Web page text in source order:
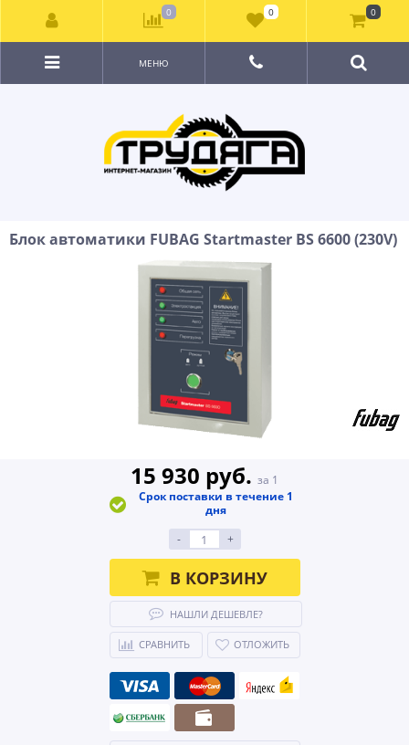
МЕНЮ
Блок автоматики FUBAG Startmaster BS 6600 (230V)
15 930 руб. за 1
Срок поставки в течение 1
дня
-
+
В КОРЗИНУ
НАШЛИ ДЕШЕВЛЕ?
СРАВНИТЬ ОТЛОЖИТЬ
0 0 0